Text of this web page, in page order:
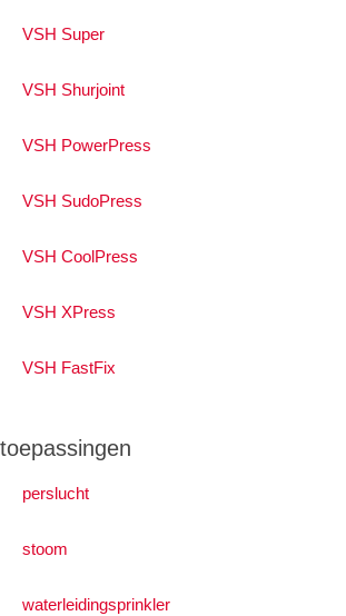
VSH Super
VSH Shurjoint
VSH PowerPress
VSH SudoPress
VSH CoolPress
VSH XPress
VSH FastFix
toepassingen
perslucht
stoom
waterleidingsprinkler